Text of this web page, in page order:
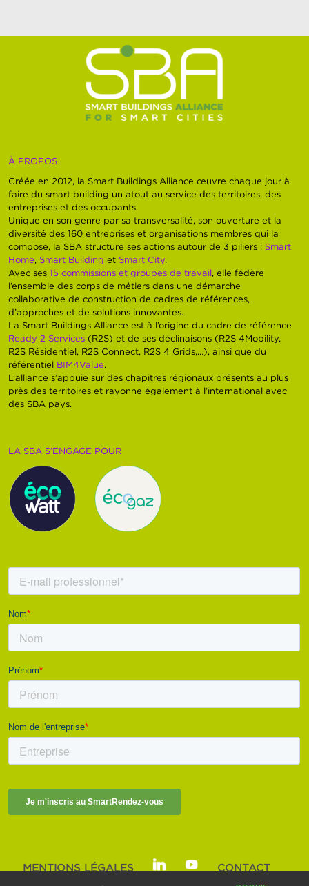
À PROPOS
Créée en 2012, la Smart Buildings Alliance œuvre chaque jour à
faire du smart building un atout au service des territoires, des
entreprises et des occupants.
Unique en son genre par sa transversalité, son ouverture et la
diversité des 160 entreprises et organisations membres qui la
compose, la SBA structure ses actions autour de 3 piliers : Smart
Home, Smart Building et Smart City.
Avec ses15 commissions et groupes de travail, elle fédère
l’ensemble des corps de métiers dans une démarche
collaborative de construction de cadres de références,
d’approches et de solutions innovantes.
La Smart Buildings Alliance est à l’origine du cadre de référence
Ready 2 Services (R2S) et de ses déclinaisons (R2S 4Mobility,
R2S Résidentiel, R2S Connect, R2S 4 Grids,…), ainsi que du
référentiel BIM4Value.
L’alliance s’appuie sur des chapitres régionaux présents au plus
près des territoires et rayonne également à l’international avec
des SBA pays.
LA SBA S’ENGAGE POUR
MENTIONS LÉGALES
CONTACT